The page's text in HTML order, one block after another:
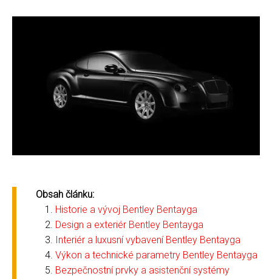
Obsah článku:
Historie a vývoj Bentley Bentayga
Design a exteriér Bentley Bentayga
Interiér a luxusní vybavení Bentley Bentayga
Výkon a technické parametry Bentley Bentayga
Bezpečnostní prvky a asistenční systémy